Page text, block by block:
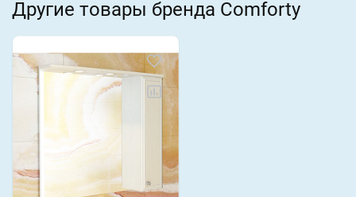
Другие товары бренда Comforty